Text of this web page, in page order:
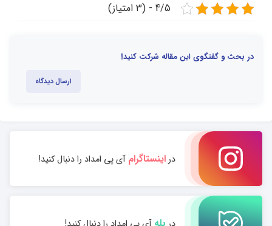
4/5 - (3 امتیاز)
در بحث و گفتگوی این مقاله شرکت کنید!
ارسال دیدگاه
دراینستاگرامآی پی امداد را دنبال کنید!